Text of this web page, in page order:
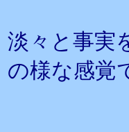
淡々と事実
の様な感覚